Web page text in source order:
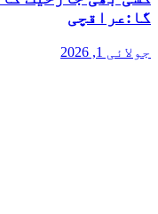
گا:عراقچی
جولائی 1, 2026